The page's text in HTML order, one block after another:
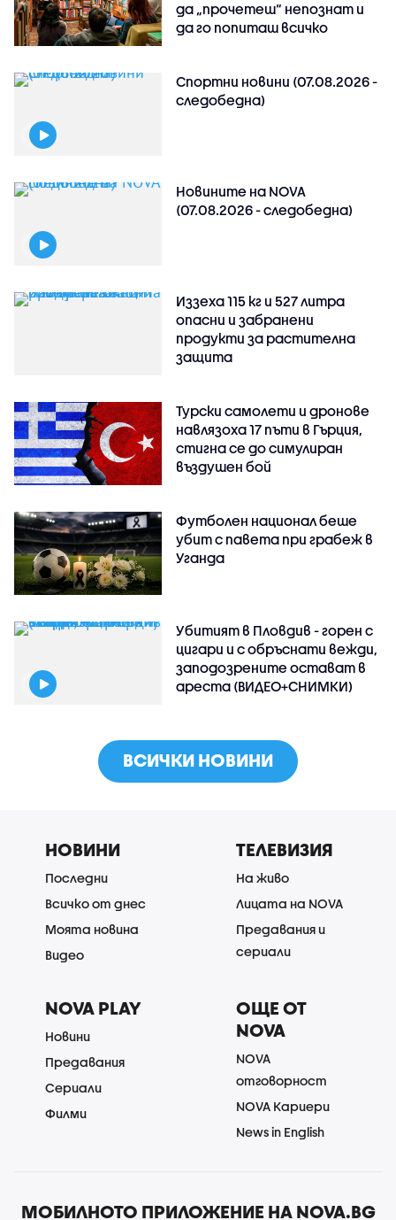
да „прочетеш“ непознат и
да го попиташ всичко
Спортни новини (07.08.2026 -
следобедна)
Новините на NOVA
(07.08.2026 - следобедна)
Иззеха 115 кг и 527 литра
опасни и забранени
продукти за растителна
защита
Турски самолети и дронове
навлязоха 17 пъти в Гърция,
стигна се до симулиран
въздушен бой
Футболен национал беше
убит с павета при грабеж в
Уганда
Убитият в Пловдив - горен с
цигари и с обръснати вежди,
заподозрените остават в
ареста (ВИДЕО+СНИМКИ)
ВСИЧКИ НОВИНИ
НОВИНИ
Последни
Всичко от днес
Моята новина
Видео
ТЕЛЕВИЗИЯ
На живо
Лицата на NOVA
Предавания и
сериали
NOVA PLAY
Новини
Предавания
Сериали
Филми
ОЩЕ ОТ
NOVA
NOVA
отговорност
NOVA Кариери
News in English
МОБИЛНОТО ПРИЛОЖЕНИЕ НА NOVA.BG